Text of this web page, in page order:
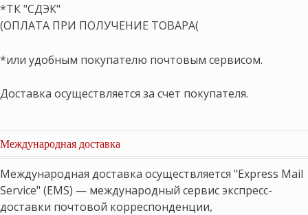
*ТК "СДЭК"
(ОПЛАТА ПРИ ПОЛУЧЕНИЕ ТОВАРА(
*или удобным покупателю почтовым сервисом.
Доставка осуществляется за счет покупателя.
Международная доставка
Международная доставка осуществляется "Express Mail
Service" (EMS) — международный сервис экспресс-
доставки почтовой корреспонденции,